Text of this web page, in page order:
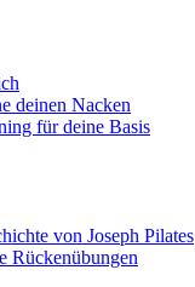
deinen Nacken
für deine Basis
von Joseph Pilates
Rückenübungen